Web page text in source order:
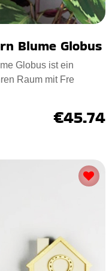
Blume Globus
Globus ist ein
Raum mit Fre
€45.74